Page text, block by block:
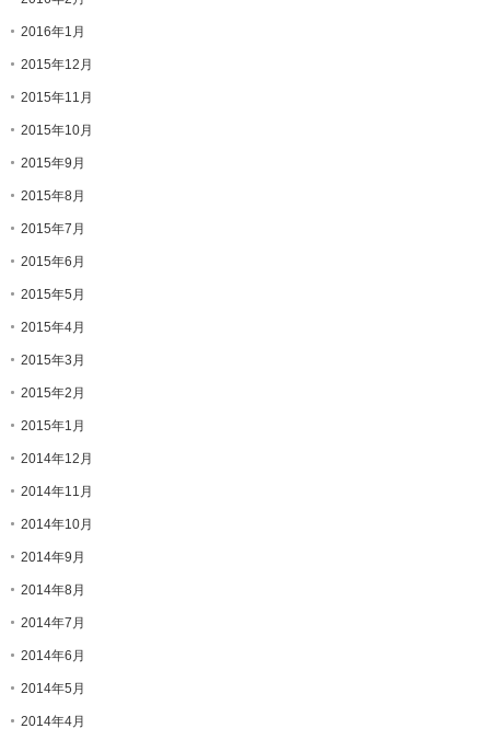
2016年1月
2015年12月
2015年11月
2015年10月
2015年9月
2015年8月
2015年7月
2015年6月
2015年5月
2015年4月
2015年3月
2015年2月
2015年1月
2014年12月
2014年11月
2014年10月
2014年9月
2014年8月
2014年7月
2014年6月
2014年5月
2014年4月